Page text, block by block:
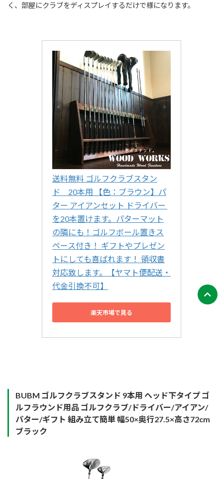
く、部屋にクラブをディスプレイするだけで様になります。
送料無料 ゴルフクラブスタン
ド　20本用 【色：ブラウン】パ
ター アイアンセット ドライバー
を20本置けます。パターマット
の隣にも！ゴルフボール置きス
ペース付き！ ギフトやプレゼン
トにしても喜ばれます！ 領収書
対応致します。【ヤマト便配送・
代金引換不可】
楽天市場で見る
BUBM ゴルフクラブスタンド 9本用 ヘッド下タイプ ゴ
ルフラウンド用品 ゴルフクラブ/ドライバー/アイアン/
パター/ギフト 組み立て簡単 幅50×奥行27.5×高さ72cm
ブラック